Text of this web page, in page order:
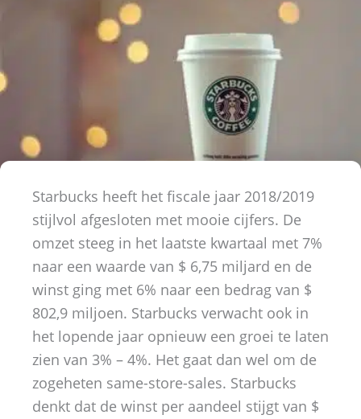
Starbucks heeft het fiscale jaar 2018/2019
stijlvol afgesloten met mooie cijfers. De
omzet steeg in het laatste kwartaal met 7%
naar een waarde van $ 6,75 miljard en de
winst ging met 6% naar een bedrag van $
802,9 miljoen. Starbucks verwacht ook in
het lopende jaar opnieuw een groei te laten
zien van 3% – 4%. Het gaat dan wel om de
zogeheten same-store-sales. Starbucks
denkt dat de winst per aandeel stijgt van $